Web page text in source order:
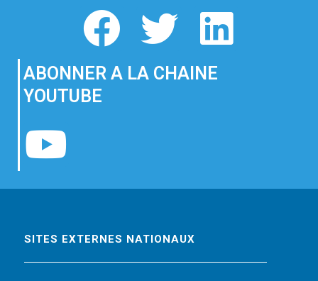
F
a
c
o
T
w
r
L
i
i
ABONNER A LA CHAINE
YOUTUBE
Y
o
t
SITES EXTERNES NATIONAUX